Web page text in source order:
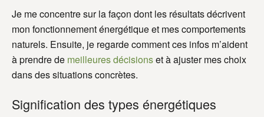
Je me concentre sur la façon dont les résultats décrivent
mon fonctionnement énergétique et mes comportements
naturels. Ensuite, je regarde comment ces infos m’aident
à prendre de meilleures décisionset à ajuster mes choix
dans des situations concrètes.
Signification des types énergétiques